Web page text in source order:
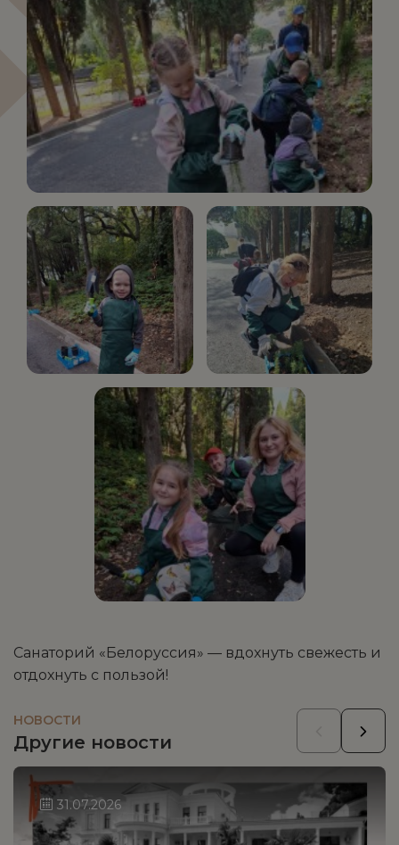
Санаторий «Белоруссия» — вдохнуть свежесть и
отдохнуть с пользой!
НОВОСТИ
Другие новости
31.07.2026